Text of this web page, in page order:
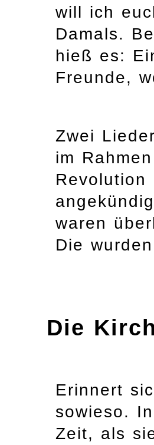
will ich
Damals.
hieß es:
Freunde,
Zwei
im
Revolution
waren
Die
Die
Erinnert
sowieso.
Zeit, als